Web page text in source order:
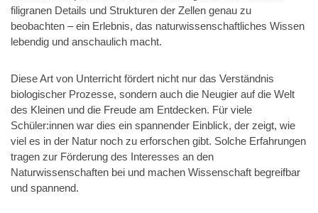
filigranen Details und Strukturen der Zellen genau zu
beobachten – ein Erlebnis, das naturwissenschaftliches Wissen
lebendig und anschaulich macht.
Diese Art von Unterricht fördert nicht nur das Verständnis
biologischer Prozesse, sondern auch die Neugier auf die Welt
des Kleinen und die Freude am Entdecken. Für viele
Schüler:innen war dies ein spannender Einblick, der zeigt, wie
viel es in der Natur noch zu erforschen gibt. Solche Erfahrungen
tragen zur Förderung des Interesses an den
Naturwissenschaften bei und machen Wissenschaft begreifbar
und spannend.